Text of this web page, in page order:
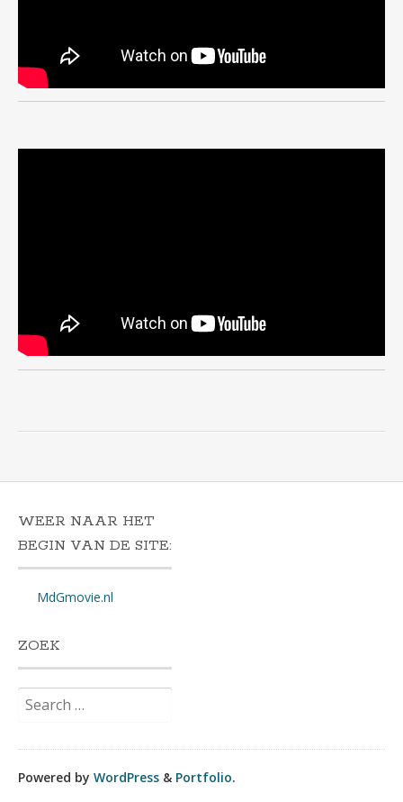
WEER NAAR HET
BEGIN VAN DE SITE:
MdGmovie.nl
ZOEK
for:
Powered by WordPress & Portfolio.